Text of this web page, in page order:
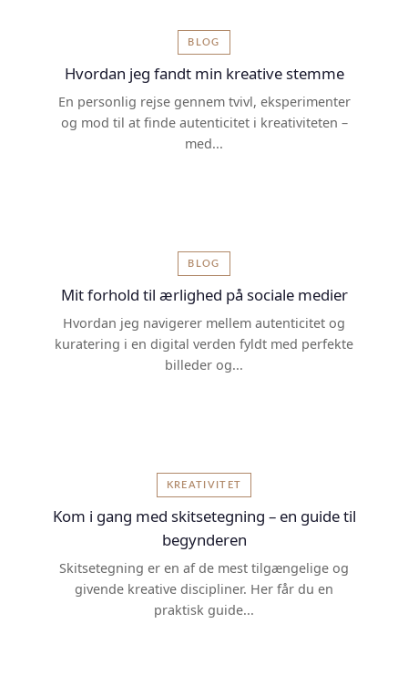
BLOG
Hvordan jeg fandt min kreative stemme
En personlig rejse gennem tvivl, eksperimenter
og mod til at finde autenticitet i kreativiteten –
med...
BLOG
Mit forhold til ærlighed på sociale medier
Hvordan jeg navigerer mellem autenticitet og
kuratering i en digital verden fyldt med perfekte
billeder og...
KREATIVITET
Kom i gang med skitsetegning – en guide til
begynderen
Skitsetegning er en af de mest tilgængelige og
givende kreative discipliner. Her får du en
praktisk guide...